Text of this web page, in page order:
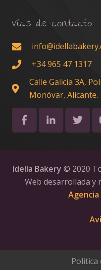
Vías de contacto
+34 965 47 1317
Calle Galicia 3A,
Monóvar, Alicante.
Idella Bakery © 2020
Web desarrollada y
Política